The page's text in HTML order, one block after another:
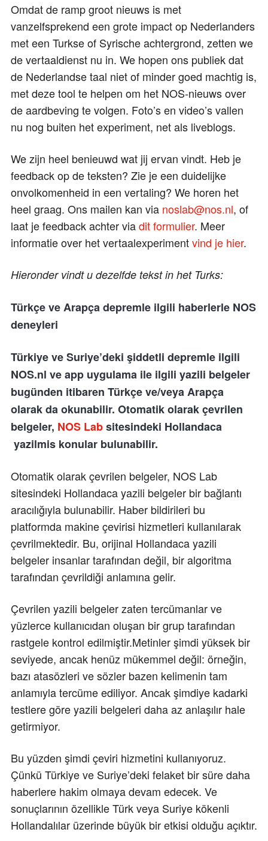
Omdat de ramp groot nieuws is met
vanzelfsprekend een grote impact op Nederlanders
met een Turkse of Syrische achtergrond, zetten we
de vertaaldienst nu in. We hopen ons publiek dat
de Nederlandse taal niet of minder goed machtig is,
met deze tool te helpen om het NOS-nieuws over
de aardbeving te volgen. Foto’s en video’s vallen
nu nog buiten het experiment, net als liveblogs.
We zijn heel benieuwd wat jij ervan vindt. Heb je
feedback op de teksten? Zie je een duidelijke
onvolkomenheid in een vertaling? We horen het
heel graag. Ons mailen kan via noslab@nos.nl, of
laat je feedback achter viadit formulier. Meer
informatie over het vertaalexperimentvind je hier.
Hieronder vindt u dezelfde tekst in het Turks:
Türkçe ve Arapça depremle ilgili haberlerle NOS
deneyleri
Türkiye ve Suriye’deki şiddetli depremle ilgili
NOS.nl ve app uygulama ile ilgili yazili belgeler
bugünden itibaren Türkçe ve/veya Arapça
olarak da okunabilir. Otomatik olarak çevrilen
belgeler, NOS Labsitesindeki Hollandaca
yazilmis konular bulunabilir.
Otomatik olarak çevrilen belgeler, NOS Lab
sitesindeki Hollandaca yazili belgeler bir bağlantı
aracılığıyla bulunabilir. Haber bildirileri bu
platformda makine çevirisi hizmetleri kullanılarak
çevrilmektedir. Bu, orijinal Hollandaca yazili
belgeler insanlar tarafından değil, bir algoritma
tarafından çevrildiği anlamına gelir.
Çevrilen yazili belgeler zaten tercümanlar ve
yüzlerce kullanıcıdan oluşan bir grup tarafından
rastgele kontrol edilmiştir.Metinler şimdi yüksek bir
seviyede, ancak henüz mükemmel değil: örneğin,
bazı atasözleri ve sözler bazen kelimenin tam
anlamıyla tercüme ediliyor. Ancak şimdiye kadarki
testlere göre yazili belgeleri daha az anlaşılır hale
getirmiyor.
Bu yüzden şimdi çeviri hizmetini kullanıyoruz.
Çünkü Türkiye ve Suriye’deki felaket bir süre daha
haberlere hakim olmaya devam edecek. Ve
sonuçlarının özellikle Türk veya Suriye kökenli
Hollandalılar üzerinde büyük bir etkisi olduğu açıktır.